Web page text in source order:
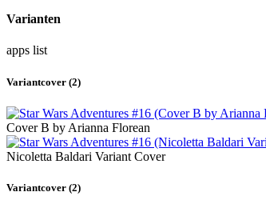
Varianten
apps list
Variantcover (2)
Cover B by Arianna Florean
Nicoletta Baldari Variant Cover
Variantcover (2)